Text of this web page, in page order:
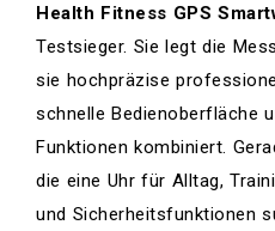
Health Fitness GPS
Testsieger. Sie legt die
sie hochpräzise
schnelle Bedienoberfläche
Funktionen kombiniert.
die eine Uhr für Alltag,
und Sicherheitsfunktionen